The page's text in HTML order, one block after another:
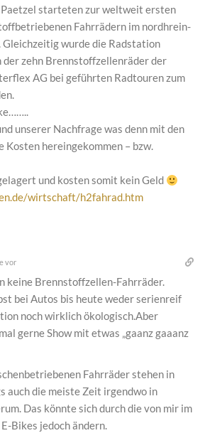
starteten zur weltweit ersten
Fahrrädern im nordhrein-
wurde die Radstation
der zehn Brennstoffzellenräder der
AG bei geführten Radtouren zum
unserer Nachfrage was denn mit den
Kosten hereingekommen – bzw.
und kosten somit kein Geld
wirtschaft/h2fahrad.htm
vor
keine Brennstoffzellen-Fahrräder.
bei Autos bis heute weder serienreif
noch wirklich ökologisch.Aber
gerne Show mit etwas „gaanz gaaanz
Fahrräder stehen in
auch die meiste Zeit irgendwo in
Das könnte sich durch die von mir im
Bikes jedoch ändern.